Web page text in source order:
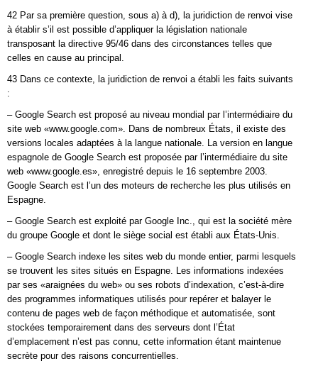
42 Par sa première question, sous a) à d), la juridiction de renvoi vise
à établir s’il est possible d’appliquer la législation nationale
transposant la directive 95/46 dans des circonstances telles que
celles en cause au principal.
43 Dans ce contexte, la juridiction de renvoi a établi les faits suivants
:
– Google Search est proposé au niveau mondial par l’intermédiaire du
site web «www.google.com». Dans de nombreux États, il existe des
versions locales adaptées à la langue nationale. La version en langue
espagnole de Google Search est proposée par l’intermédiaire du site
web «www.google.es», enregistré depuis le 16 septembre 2003.
Google Search est l’un des moteurs de recherche les plus utilisés en
Espagne.
– Google Search est exploité par Google Inc., qui est la société mère
du groupe Google et dont le siège social est établi aux États-Unis.
– Google Search indexe les sites web du monde entier, parmi lesquels
se trouvent les sites situés en Espagne. Les informations indexées
par ses «araignées du web» ou ses robots d’indexation, c’est-à-dire
des programmes informatiques utilisés pour repérer et balayer le
contenu de pages web de façon méthodique et automatisée, sont
stockées temporairement dans des serveurs dont l’État
d’emplacement n’est pas connu, cette information étant maintenue
secrète pour des raisons concurrentielles.